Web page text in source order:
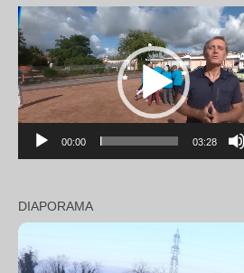
Lecteur
vidéo
00:00 03:28
DIAPORAMA